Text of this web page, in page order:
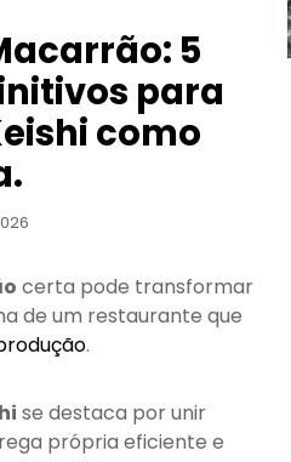
5
para
como
certa pode transformar
de um restaurante que
.
se destaca por unir
própria eficiente e